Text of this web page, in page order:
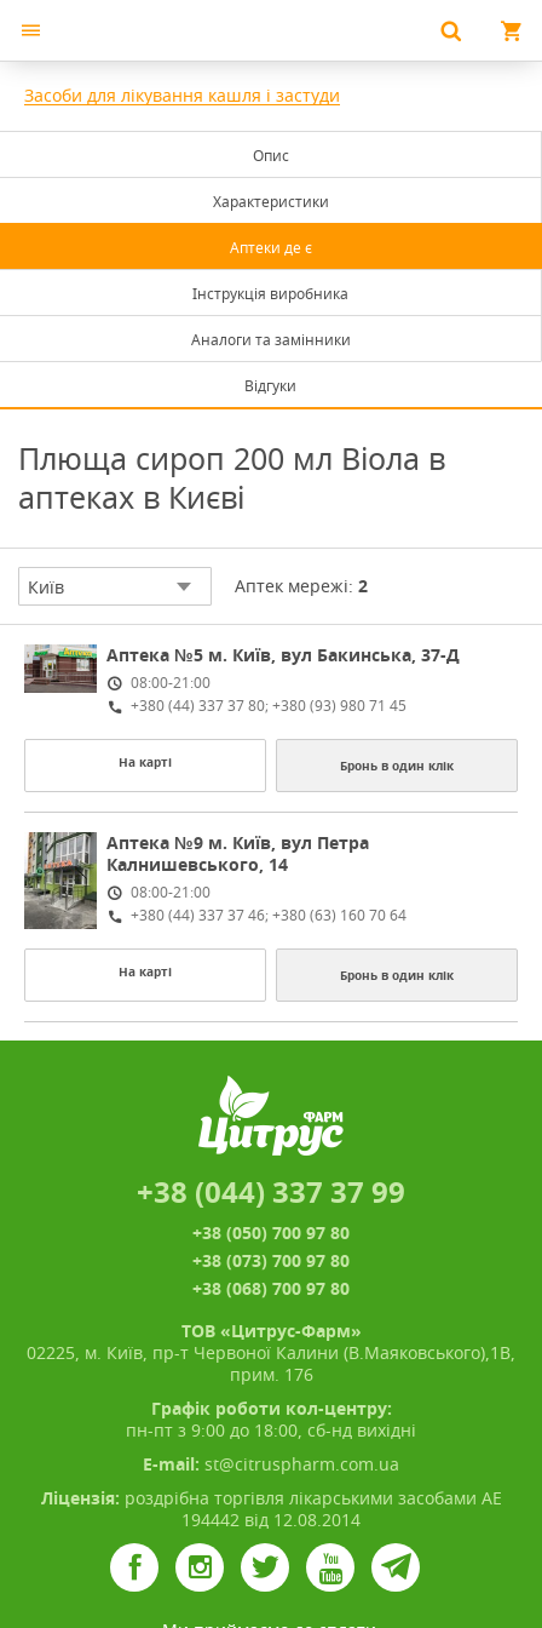
Засоби для лікування кашля і застуди
Опис
Характеристики
Аптеки де є
Інструкція виробника
Аналоги та замінники
Відгуки
Плюща сироп 200 мл Віола в
аптеках в Києві
Київ Аптек мережі: 2
Аптека №5 м. Київ, вул Бакинська, 37-Д
08:00-21:00
+380 (44) 337 37 80; +380 (93) 980 71 45
На карті Бронь в один клік
Аптека №9 м. Київ, вул Петра
Калнишевського, 14
08:00-21:00
+380 (44) 337 37 46; +380 (63) 160 70 64
На карті Бронь в один клік
+38 (044) 337 37 99
+38 (050) 700 97 80
+38 (073) 700 97 80
+38 (068) 700 97 80
ТОВ «Цитрус-Фарм»
02225, м. Київ, пр-т Червоної Калини (В.Маяковського),1В,
прим. 176
Графік роботи кол-центру:
пн-пт з 9:00 до 18:00, сб-нд вихідні
E-mail: st@citruspharm.com.ua
Ліцензія: роздрібна торгівля лікарськими засобами АЕ
194442 від 12.08.2014